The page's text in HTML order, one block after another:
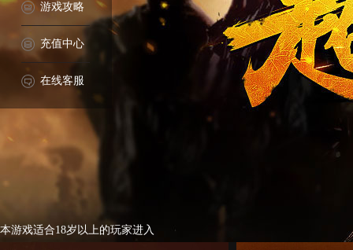
游戏攻略
充值中心
在线客服
本游戏适合18岁以上的玩家进入